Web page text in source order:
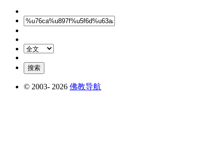
© 2003- 2026 佛教导航